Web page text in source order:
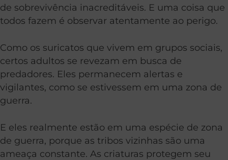
de sobrevivência inacreditáveis. E uma coisa que
todos fazem é observar atentamente ao perigo.
Como os suricatos que vivem em grupos sociais,
certos adultos se revezam em busca de
predadores. Eles permanecem alertas e
vigilantes, como se estivessem em uma zona de
guerra.
E eles realmente estão em uma espécie de zona
de guerra, porque as tribos vizinhas são uma
ameaça constante. As criaturas protegem seu